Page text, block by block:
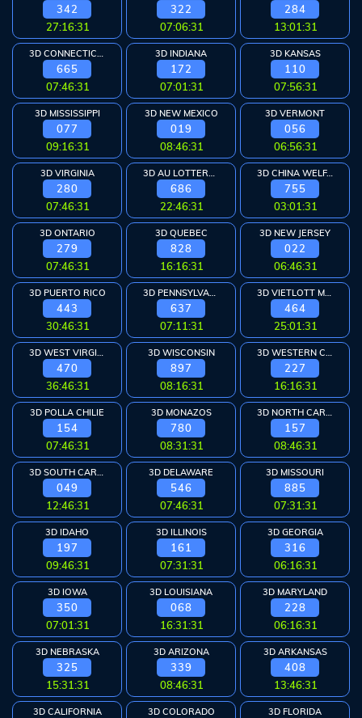
342
27:16:30
322
07:06:30
284
13:01:30
665
07:46:30
3D INDIANA
172
07:01:30
3D KANSAS
110
07:56:30
3D MISSISSIPPI
077
09:16:30
3D NEW MEXICO
019
08:46:30
3D VERMONT
056
06:56:30
3D VIRGINIA
280
07:46:30
686
22:46:30
3D CHINA WELFARE
755
03:01:30
3D ONTARIO
279
07:46:30
3D QUEBEC
828
16:16:30
3D NEW JERSEY
022
06:46:30
3D PUERTO RICO
443
30:46:30
3D PENNSYLVANIA
637
07:11:30
3D VIETLOTT MAX
464
25:01:30
470
36:46:30
3D WISCONSIN
897
08:16:30
227
16:16:30
3D POLLA CHILIE
154
07:46:30
3D MONAZOS
780
08:31:30
157
08:46:30
049
12:46:30
3D DELAWARE
546
07:46:30
3D MISSOURI
885
07:31:30
3D IDAHO
197
09:46:30
3D ILLINOIS
161
07:31:30
3D GEORGIA
316
06:16:30
3D IOWA
350
07:01:30
3D LOUISIANA
068
16:31:30
3D MARYLAND
228
06:16:30
3D NEBRASKA
325
15:31:30
3D ARIZONA
339
08:46:30
3D ARKANSAS
408
13:46:30
3D CALIFORNIA 3D COLORADO 3D FLORIDA